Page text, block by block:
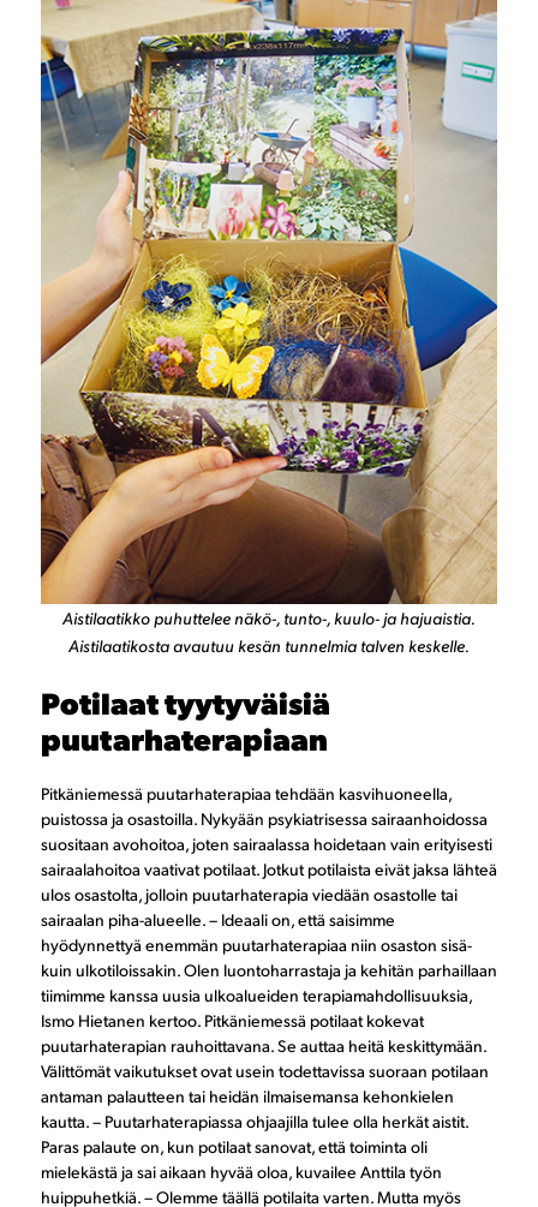
Aistilaatikko puhuttelee näkö-, tunto-, kuulo- ja hajuaistia.
Aistilaatikosta avautuu kesän tunnelmia talven keskelle.
Potilaat tyytyväisiä
puutarhaterapiaan
Pitkäniemessä puutarhaterapiaa tehdään kasvihuoneella,
puistossa ja osastoilla. Nykyään psykiatrisessa sairaanhoidossa
suositaan avohoitoa, joten sairaalassa hoidetaan vain erityisesti
sairaalahoitoa vaativat potilaat. Jotkut potilaista eivät jaksa lähteä
ulos osastolta, jolloin puutarhaterapia viedään osastolle tai
sairaalan piha-alueelle. – Ideaali on, että saisimme
hyödynnettyä enemmän puutarhaterapiaa niin osaston sisä-
kuin ulkotiloissakin. Olen luontoharrastaja ja kehitän parhaillaan
tiimimme kanssa uusia ulkoalueiden terapiamahdollisuuksia,
Ismo Hietanen kertoo. Pitkäniemessä potilaat kokevat
puutarhaterapian rauhoittavana. Se auttaa heitä keskittymään.
Välittömät vaikutukset ovat usein todettavissa suoraan potilaan
antaman palautteen tai heidän ilmaisemansa kehonkielen
kautta. – Puutarhaterapiassa ohjaajilla tulee olla herkät aistit.
Paras palaute on, kun potilaat sanovat, että toiminta oli
mielekästä ja sai aikaan hyvää oloa, kuvailee Anttila työn
huippuhetkiä. – Olemme täällä potilaita varten. Mutta myös